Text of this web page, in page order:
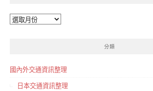
彙
分類
國內外交通資訊整理
日本交通資訊整理